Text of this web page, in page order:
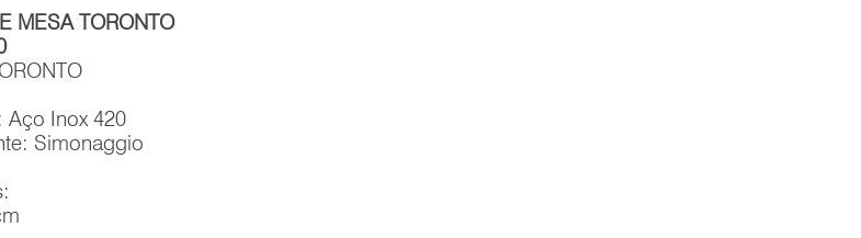
MESA TORONTO
Aço Inox 420
Simonaggio